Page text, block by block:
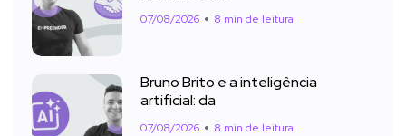
07/08/2026 8 min de leitura
Bruno Brito e a inteligência
artificial: da
07/08/2026 8 min de leitura